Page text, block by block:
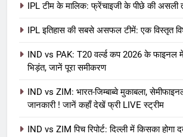
IPL टीम के मालिक: फ्रेंचाइजी के पीछे की असली
IPL इतिहास की सबसे असफल टीमें: एक विस्तृत
IND vs PAK: T20 वर्ल्ड कप 2026 के फाइनल में
भिड़ंत, जानें पूरा समीकरण
IND vs ZIM: भारत-जिम्बाब्वे मुकाबला,
जानकारी ! जानें कहाँ देखें फ्री LIVE स्ट्रीम
IND vs ZIM पिच रिपोर्ट: दिल्ली में किसका होगा
आईपीएल 2026 क्रिकेट
IPL टीम के मालिक:
असली ताकत
आईपीएल 2026 क्रिकेट
IPL इतिहास की सबसे